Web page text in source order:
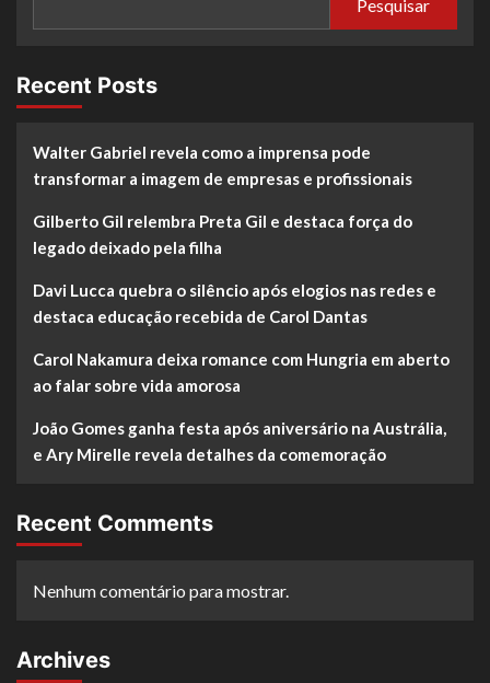
Pesquisar
Recent Posts
Walter Gabriel revela como a imprensa pode
transformar a imagem de empresas e profissionais
Gilberto Gil relembra Preta Gil e destaca força do
legado deixado pela filha
Davi Lucca quebra o silêncio após elogios nas redes e
destaca educação recebida de Carol Dantas
Carol Nakamura deixa romance com Hungria em aberto
ao falar sobre vida amorosa
João Gomes ganha festa após aniversário na Austrália,
e Ary Mirelle revela detalhes da comemoração
Recent Comments
Nenhum comentário para mostrar.
Archives